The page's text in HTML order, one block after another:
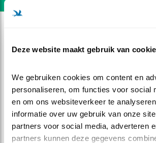
Deze website maakt gebruik van
We gebruiken cookies om content en
personaliseren, om functies voor social
en om ons websiteverkeer te
informatie over uw gebruik van onze
partners voor social media, adverteren
partners kunnen deze gegevens